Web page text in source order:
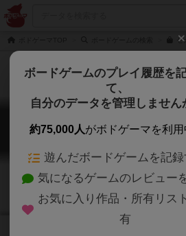
セ
セカイの宝
Jewelry Box of
ボードゲームのプレイ履歴を
て、
自分のデータを管理しません
約75,000人がボドゲーマを利用
遊んだボードゲームを記録
気になるゲームのレビュー
お気に入り作品・所有リス
有